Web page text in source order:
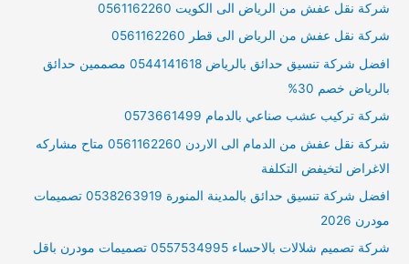
شركة نقل عفش من الرياض الى الكويت 0561162260
شركة نقل عفش من الرياض الى قطر 0561162260
افضل شركة تنسيق حدائق بالرياض 0544141618 مصممين حدائق
بالرياض خصم 30%
شركة تركيب عشب صناعي بالدمام 0573661499
شركة نقل عفش من الدمام الى الاردن 0561162260 متاح مشاركه
الاغراض لتخيفض التكلفة
افضل شركة تنسيق حدائق بالمدينة المنورة 0538263919 تصميمات
مودرن 2026
شركة تصميم شلالات بالاحساء 0557534995 تصميمات مودرن باقل